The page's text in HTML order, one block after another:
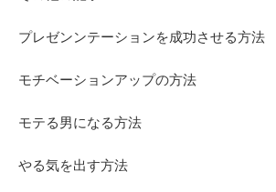
プレゼンンテーションを成功させる方法
モチベーションアップの方法
モテる男になる方法
やる気を出す方法